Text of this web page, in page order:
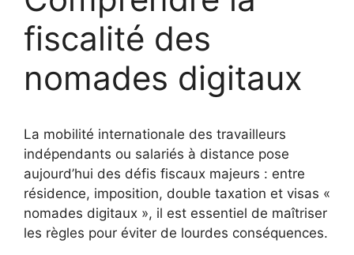
fiscalité des
nomades digitaux
La mobilité internationale des travailleurs
indépendants ou salariés à distance pose
aujourd’hui des défis fiscaux majeurs : entre
résidence, imposition, double taxation et visas «
nomades digitaux », il est essentiel de maîtriser
les règles pour éviter de lourdes conséquences.